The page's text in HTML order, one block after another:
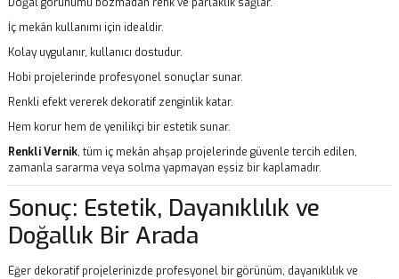
İç mekân kullanımı için idealdir.
Kolay uygulanır, kullanıcı dostudur.
Hobi projelerinde profesyonel sonuçlar sunar.
Renkli efekt vererek dekoratif zenginlik katar.
Hem korur hem de yenilikçi bir estetik sunar.
Renkli Vernik, tüm iç mekân ahşap projelerinde güvenle tercih edilen,
zamanla sararma veya solma yapmayan eşsiz bir kaplamadır.
Sonuç: Estetik, Dayanıklılık ve
Doğallık Bir Arada
Eğer dekoratif projelerinizde profesyonel bir görünüm, dayanıklılık ve